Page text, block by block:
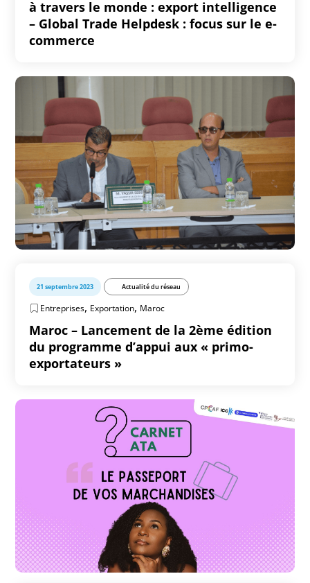
à travers le monde : export intelligence
– Global Trade Helpdesk : focus sur le e-
commerce
21 septembre 2023 Actualité du réseau
Entreprises, Exportation, Maroc
Maroc – Lancement de la 2ème édition
du programme d’appui aux « primo-
exportateurs »